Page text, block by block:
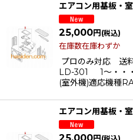
エアコン用基板・
25,000円 (税込)
在庫数在庫わずか
プロのみ対応 送
LD-301 1〜・・
(室外機)適応機種
エアコン用基板・
25,000円